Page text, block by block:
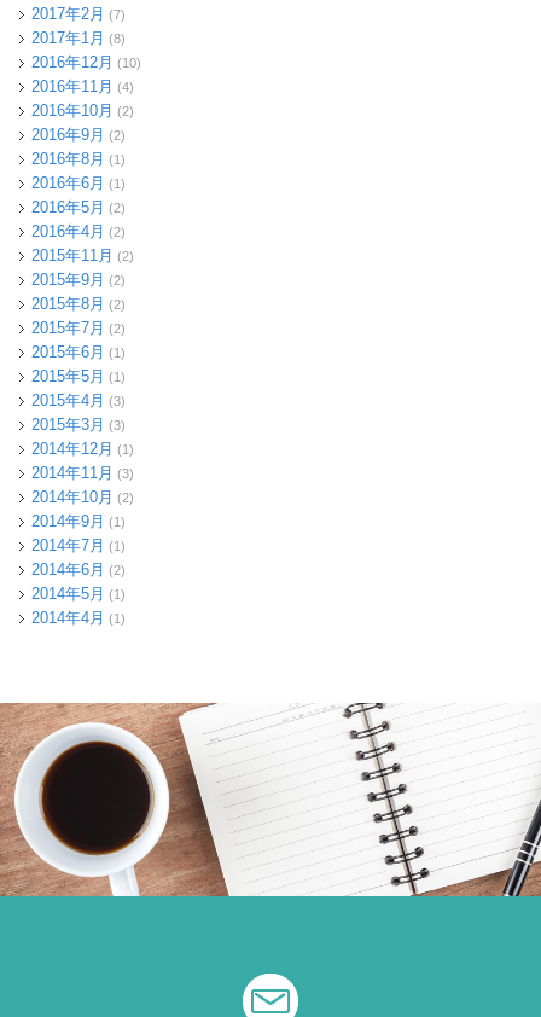
2017年2月 (7)
2017年1月 (8)
2016年12月 (10)
2016年11月 (4)
2016年10月 (2)
2016年9月 (2)
2016年8月 (1)
2016年6月 (1)
2016年5月 (2)
2016年4月 (2)
2015年11月 (2)
2015年9月 (2)
2015年8月 (2)
2015年7月 (2)
2015年6月 (1)
2015年5月 (1)
2015年4月 (3)
2015年3月 (3)
2014年12月 (1)
2014年11月 (3)
2014年10月 (2)
2014年9月 (1)
2014年7月 (1)
2014年6月 (2)
2014年5月 (1)
2014年4月 (1)